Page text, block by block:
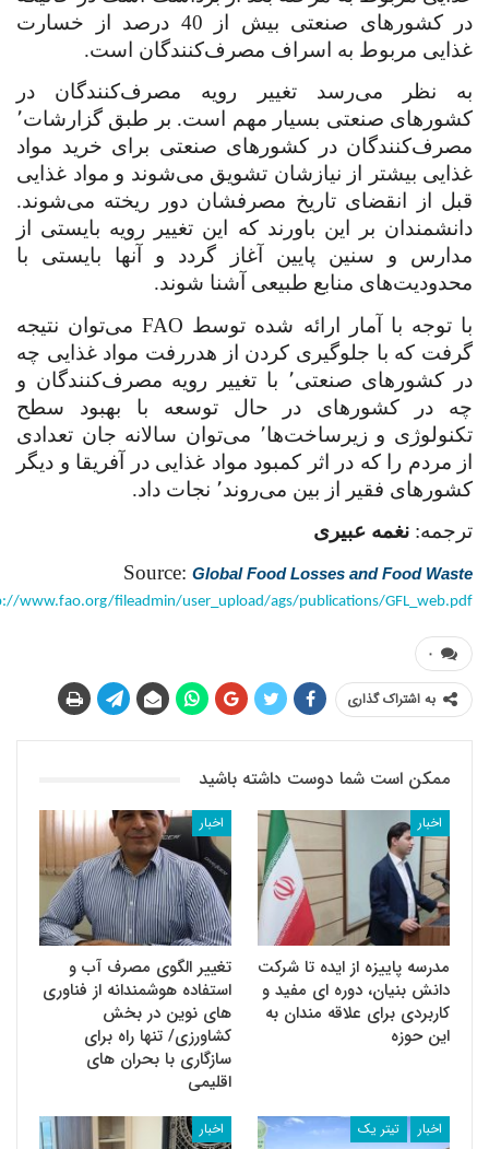
در کشورهای صنعتی بیش از 40 درصد از خسارت
غذایی مربوط به اسراف مصرف‌کنندگان است.
به نظر می‌رسد تغییر رویه مصرف‌کنندگان در
کشورهای صنعتی بسیار مهم است. بر طبق گزارشات٬
مصرف‌کنندگان در کشورهای صنعتی برای خرید مواد
غذایی بیشتر از نیازشان تشویق می‌شوند و مواد غذایی
قبل از انقضای تاریخ مصرفشان دور ریخته می‌شوند.
دانشمندان بر این باورند که این تغییر رویه بایستی از
مدارس و سنین پایین آغاز گردد و آنها بایستی با
محدودیت‌های منابع طبیعی آشنا شوند.
با توجه با آمار ارائه شده توسط FAOمی‌توان نتیجه
گرفت که با جلوگیری کردن از هدررفت مواد غذایی چه
در کشورهای صنعتی٬ با تغییر رویه مصرف‌کنندگان و
چه در کشورهای در حال توسعه با بهبود سطح
تکنولوژی و زیرساخت‌ها٬ می‌توان سالانه جان تعدادی
از مردم را که در اثر کمبود مواد غذایی در آفریقا و دیگر
کشورهای فقیر از بین می‌روند٬ نجات داد.
ترجمه: نغمه عبیری
Source: Global Food Losses and Food Waste
www.fao.org/fileadmin/user_upload/ags/publications/GFL_web.pdf
۰
به اشتراک گذاری
ممکن است شما دوست داشته باشید
اخبار
مدرسه پاییزه از ایده تا شرکت
دانش بنیان، دوره ای مفید و
کاربردی برای علاقه مندان به
این حوزه
اخبار
تغییر الگوی مصرف آب و
استفاده هوشمندانه از فناوری
های نوین در بخش
کشاورزی/ تنها راه برای
سازگاری با بحران های
اقلیمی
اخبار تیتر یک اخبار